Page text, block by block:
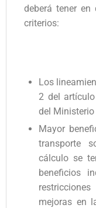
deberá tener en
criterios:
Los
2 del
del Ministerio
Mayor
transporte
cálculo se
beneficios
mejoras en